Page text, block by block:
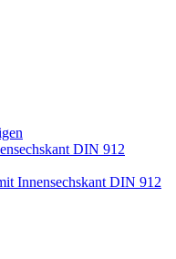
DIN 912
Innensechskant DIN 912